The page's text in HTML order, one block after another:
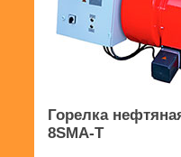
Горелка
8SMA-T